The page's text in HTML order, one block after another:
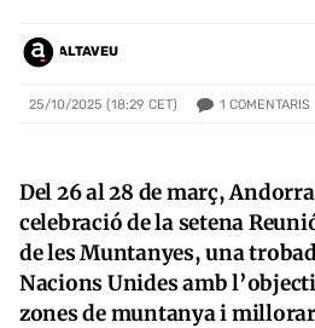
ALTAVEU
25/10/2025 (18:29 CET) 1 COMENTARIS
Del 26 al 28 de març,
celebració de la setena
de les Muntanyes, una
Nacions Unides amb
zones de muntanya i